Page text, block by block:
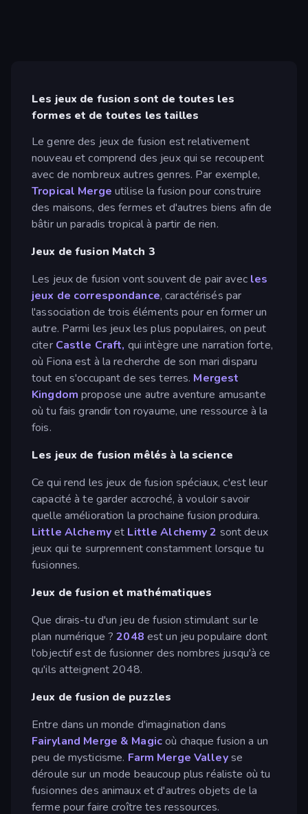
Les jeux de fusion sont de toutes les
formes et de toutes les tailles
Le genre des jeux de fusion est relativement
nouveau et comprend des jeux qui se recoupent
avec de nombreux autres genres. Par exemple,
Tropical Merge utilise la fusion pour construire
des maisons, des fermes et d'autres biens afin de
bâtir un paradis tropical à partir de rien.
Jeux de fusion Match 3
Les jeux de fusion vont souvent de pair avec les
jeux de correspondance, caractérisés par
l'association de trois éléments pour en former un
autre. Parmi les jeux les plus populaires, on peut
citer Castle Craft, qui intègre une narration forte,
où Fiona est à la recherche de son mari disparu
tout en s'occupant de ses terres. Mergest
Kingdom propose une autre aventure amusante
où tu fais grandir ton royaume, une ressource à la
fois.
Les jeux de fusion mêlés à la science
Ce qui rend les jeux de fusion spéciaux, c'est leur
capacité à te garder accroché, à vouloir savoir
quelle amélioration la prochaine fusion produira.
Little Alchemyet Little Alchemy 2 sont deux
jeux qui te surprennent constamment lorsque tu
fusionnes.
Jeux de fusion et mathématiques
Que dirais-tu d'un jeu de fusion stimulant sur le
plan numérique ? 2048 est un jeu populaire dont
l'objectif est de fusionner des nombres jusqu'à ce
qu'ils atteignent 2048.
Jeux de fusion de puzzles
Entre dans un monde d'imagination dans
Fairyland Merge & Magicoù chaque fusion a un
peu de mysticisme. Farm Merge Valleyse
déroule sur un mode beaucoup plus réaliste où tu
fusionnes des animaux et d'autres objets de la
ferme pour faire croître tes ressources.